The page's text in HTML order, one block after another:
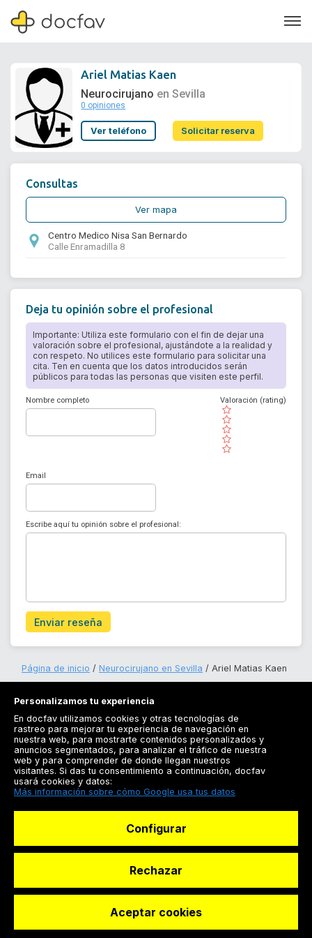
Soporte
Ariel Matias Kaen
Neurocirujano en Sevilla
0 opiniones
Ver teléfono Solicitar reserva
Solicitar reserva
Consultas
Ver mapa
Centro Medico Nisa San Bernardo
Calle Enramadilla 8
Deja tu opinión sobre el profesional
Importante: Utiliza este formulario con el fin de dejar una
valoración sobre el profesional, ajustándote a la realidad y
con respeto. No utilices este formulario para solicitar una
cita. Ten en cuenta que los datos introducidos serán
públicos para todas las personas que visiten este perfil.
Nombre completo
( )
( )
( )
( )
( )
Valoración (rating)
Email
Escribe aquí tu opinión sobre el profesional:
Enviar reseña
Página de inicio Neurocirujano en Sevilla Ariel Matias Kaen
Registrarse
Docfav
© Dashboard Technologies S.L
Personalizamos tu experiencia
En docfav utilizamos cookies y otras tecnologías de
rastreo para mejorar tu experiencia de navegación en
nuestra web, para mostrarte contenidos personalizados y
anuncios segmentados, para analizar el tráfico de nuestra
web y para comprender de donde llegan nuestros
visitantes. Si das tu consentimiento a continuación, docfav
usará cookies y datos:
Más información sobre cómo Google usa tus datos
Configurar
Rechazar
Aceptar cookies